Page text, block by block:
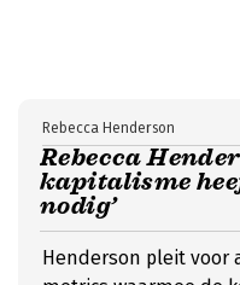
Rebecca
kapitalisme
nodig’
Rebecca Henderson
Henderson pleit voor